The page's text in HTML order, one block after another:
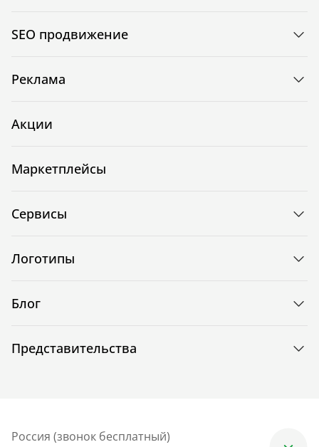
SEO продвижение
Реклама
Акции
Маркетплейсы
Сервисы
Логотипы
Блог
Представительства
Россия (звонок бесплатный)